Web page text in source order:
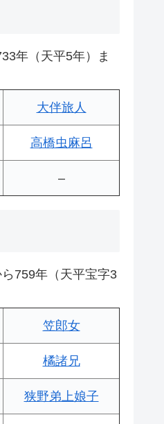
年（天平5年）ま
大伴旅人
高橋虫麻呂
–
759年（天平宝字3
笠郎女
橘諸兄
狭野弟上娘子